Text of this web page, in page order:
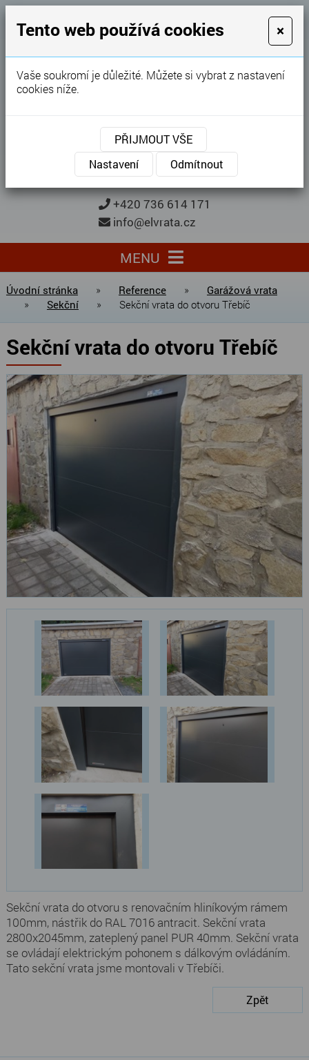
GARÁŽOVÁ VRATA
Karel Procházka
Garážová vrata, brány, ploty ...
Kontaktujte nás
KONTAKTUJTE NÁS
+420 736 614 171
info@elvrata.cz
MENU
Úvodní stránka » Reference »
Garážová vrata
»
Sekční » Sekční vrata do otvoru Třebíč
Sekční vrata do otvoru Třebíč
Sekční vrata do otvoru s renovačním hliníkovým rámem
100mm, nástřik do RAL 7016 antracit. Sekční vrata
2800x2045mm, zateplený panel PUR 40mm. Sekční vrata
se ovládají elektrickým pohonem s dálkovým ovládáním.
Tato sekční vrata jsme montovali v Třebíči.
Zpět
Tento web používá cookies ×
Vaše soukromí je důležité. Můžete si vybrat z nastavení
cookies níže.
PŘIJMOUT VŠE
Nastavení
Odmítnout